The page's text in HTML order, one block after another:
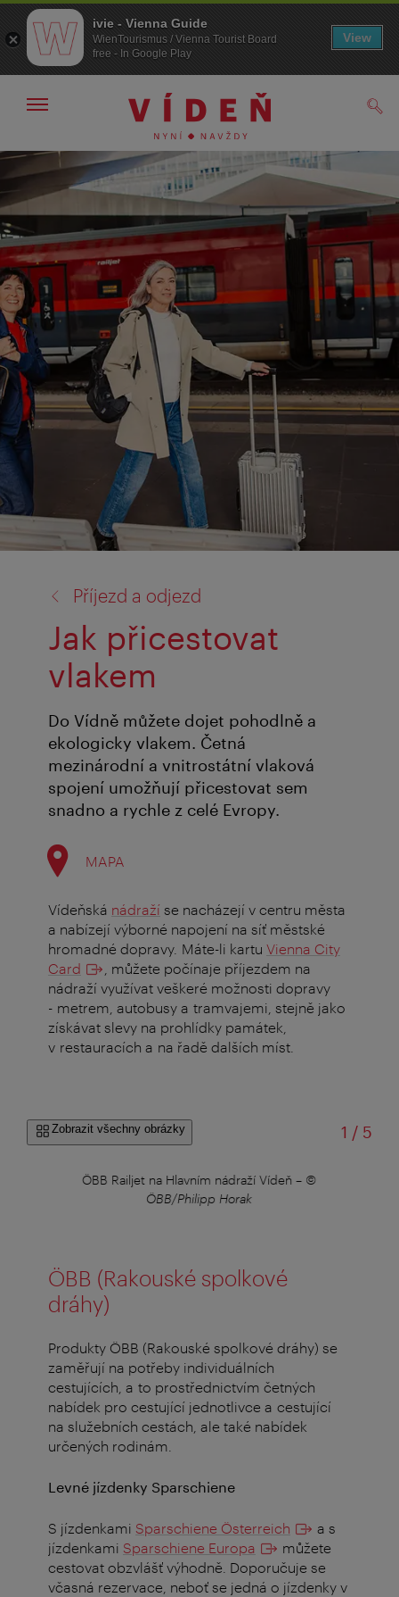
Přejít
na
procházení
Přejít
k obsahu
Zobrazit/skrýt
Příjezd a odjezd
Jak přicestovat
vlakem
Do Vídně můžete dojet pohodlně a
ekologicky vlakem. Četná
mezinárodní a vnitrostátní vlaková
spojení umožňují přicestovat sem
snadno a rychle z celé Evropy.
MAPA
Vídeňská nádraží se nacházejí v centru města
a nabízejí výborné napojení na síť městské
hromadné dopravy. Máte-li kartu Vienna City
Card
, můžete počínaje příjezdem na
nádraží využívat veškeré možnosti dopravy
- metrem, autobusy a tramvajemi, stejně jako
získávat slevy na prohlídky památek,
v restauracích a na řadě dalších míst.
Zobrazit všechny obrázky 1 /z5
ÖBB Railjet na Hlavním nádraží Vídeň – ©
ÖBB/Philipp Horak
ÖBB (Rakouské spolkové
dráhy)
Produkty ÖBB (Rakouské spolkové dráhy) se
zaměřují na potřeby individuálních
cestujících, a to prostřednictvím četných
nabídek pro cestující jednotlivce a cestující
na služebních cestách, ale také nabídek
určených rodinám.
Levné jízdenky Sparschiene
S jízdenkami Sparschiene Österreich
a s
jízdenkami Sparschiene Europa
můžete
cestovat obzvlášť výhodně. Doporučuje se
včasná rezervace, neboť se jedná o jízdenky v
ivie - Vienna Guide
WienTourismus / Vienna Tourist Board
free - In Google Play
View